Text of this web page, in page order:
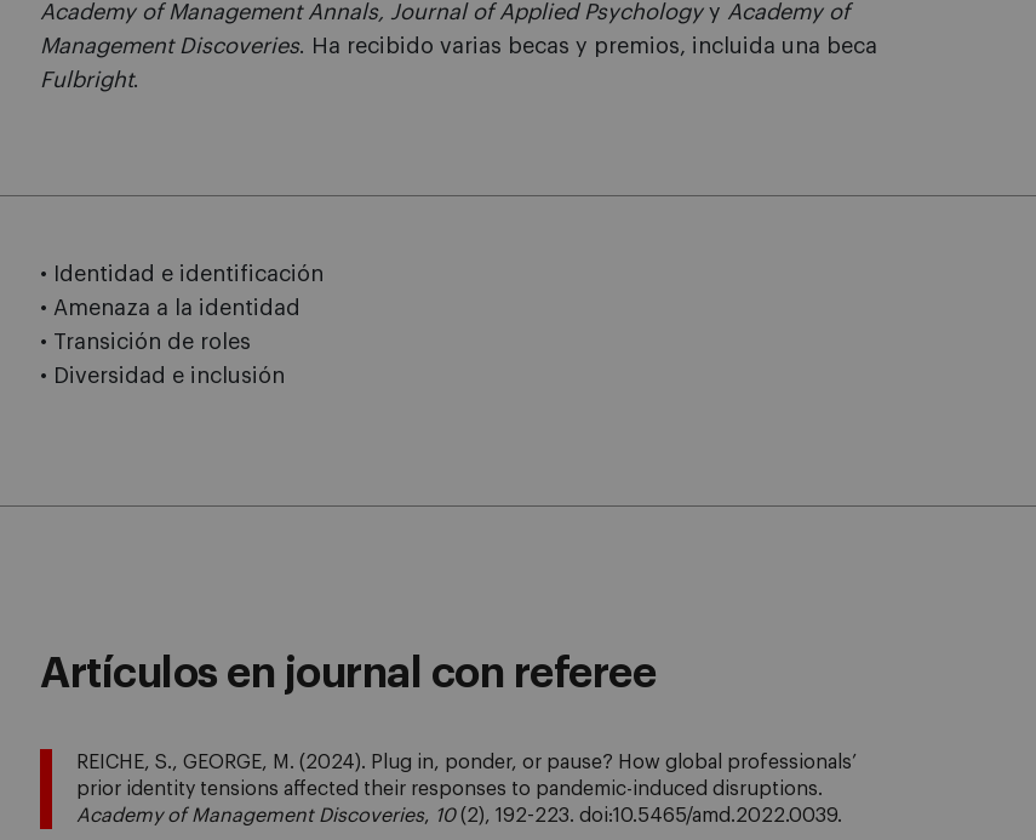
Academy of Management Annals, Journal of Applied Psychology y Academy of
Management Discoveries. Ha recibido varias becas y premios, incluida una beca
Fulbright.
• Identidad e identificación
• Amenaza a la identidad
• Transición de roles
• Diversidad e inclusión
Artículos en journal con referee
REICHE, S., GEORGE, M. (2024). Plug in, ponder, or pause? How global professionals’
prior identity tensions affected their responses to pandemic-induced disruptions.
Academy of Management Discoveries, 10(2), 192-223. doi:10.5465/amd.2022.0039.